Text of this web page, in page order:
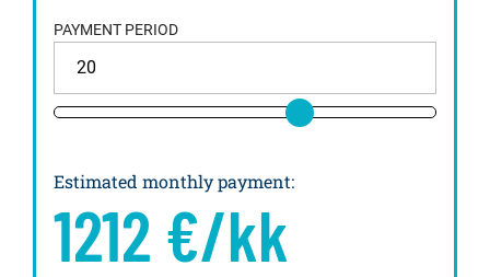
PAYMENT PERIOD
Estimated monthly payment:
1212 €/kk